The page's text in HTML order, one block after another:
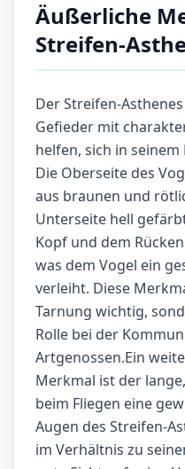
Äußerliche
Streifen-
Der Streifen-
Gefieder mit
helfen, sich in
Die Oberseite des
aus braunen und
Unterseite hell
Kopf und dem
was dem Vogel ein
verleiht. Diese
Tarnung wichtig,
Rolle bei der
Artgenossen.Ein
Merkmal ist der
beim Fliegen eine
Augen des Streifen-
im Verhältnis zu